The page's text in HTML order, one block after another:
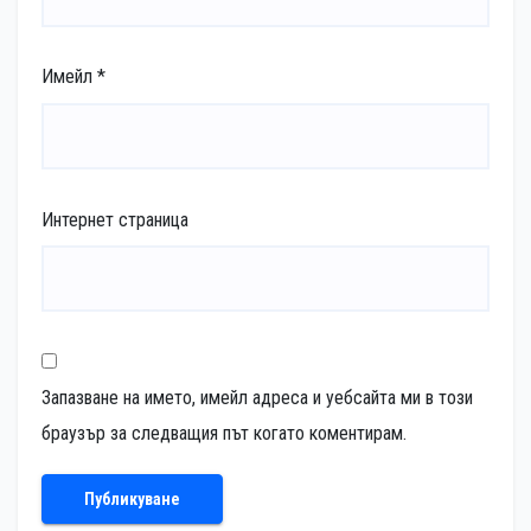
Имейл *
Интернет страница
Запазване на името, имейл адреса и уебсайта ми в този
браузър за следващия път когато коментирам.